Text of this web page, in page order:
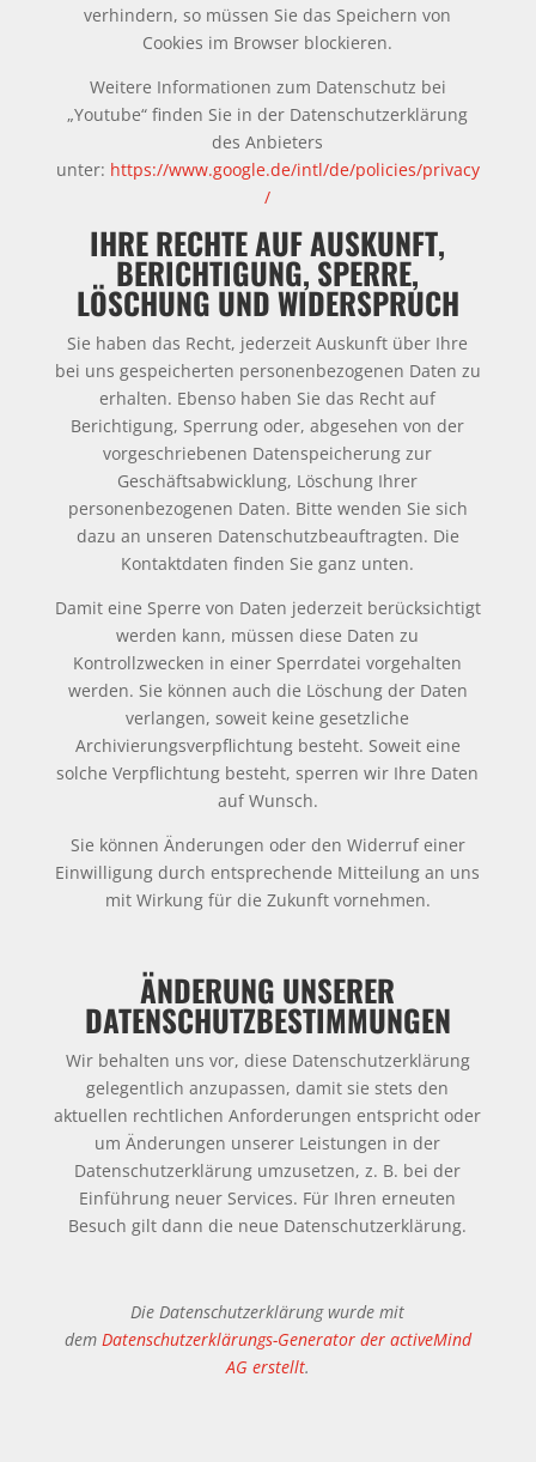
verhindern, so müssen Sie das Speichern von
Cookies im Browser blockieren.
Weitere Informationen zum Datenschutz bei
„Youtube“ finden Sie in der Datenschutzerklärung
des Anbieters
unter: https://www.google.de/intl/de/policies/privacy
/
IHRE RECHTE AUF AUSKUNFT,
BERICHTIGUNG, SPERRE,
LÖSCHUNG UND WIDERSPRUCH
Sie haben das Recht, jederzeit Auskunft über Ihre
bei uns gespeicherten personenbezogenen Daten zu
erhalten. Ebenso haben Sie das Recht auf
Berichtigung, Sperrung oder, abgesehen von der
vorgeschriebenen Datenspeicherung zur
Geschäftsabwicklung, Löschung Ihrer
personenbezogenen Daten. Bitte wenden Sie sich
dazu an unseren Datenschutzbeauftragten. Die
Kontaktdaten finden Sie ganz unten.
Damit eine Sperre von Daten jederzeit berücksichtigt
werden kann, müssen diese Daten zu
Kontrollzwecken in einer Sperrdatei vorgehalten
werden. Sie können auch die Löschung der Daten
verlangen, soweit keine gesetzliche
Archivierungsverpflichtung besteht. Soweit eine
solche Verpflichtung besteht, sperren wir Ihre Daten
auf Wunsch.
Sie können Änderungen oder den Widerruf einer
Einwilligung durch entsprechende Mitteilung an uns
mit Wirkung für die Zukunft vornehmen.
ÄNDERUNG UNSERER
DATENSCHUTZBESTIMMUNGEN
Wir behalten uns vor, diese Datenschutzerklärung
gelegentlich anzupassen, damit sie stets den
aktuellen rechtlichen Anforderungen entspricht oder
um Änderungen unserer Leistungen in der
Datenschutzerklärung umzusetzen, z. B. bei der
Einführung neuer Services. Für Ihren erneuten
Besuch gilt dann die neue Datenschutzerklärung.
Die Datenschutzerklärung wurde mit
dem Datenschutzerklärungs-Generator der activeMind
AG erstellt.